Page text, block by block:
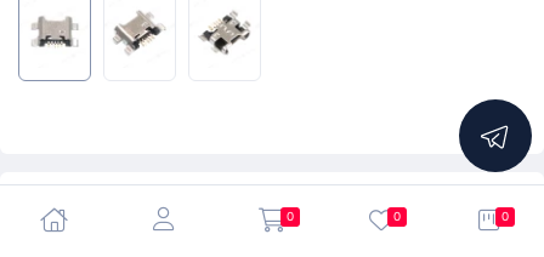
5.0
0 0 0